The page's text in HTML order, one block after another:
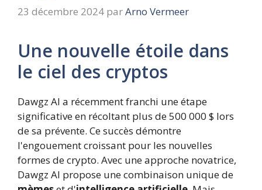
23 décembre 2024 parArno Vermeer
Une nouvelle étoile dans
le ciel des cryptos
Dawgz AI a récemment franchi une étape
significative en récoltant plus de 500 000 $ lors
de sa prévente. Ce succès démontre
l'engouement croissant pour les nouvelles
formes de crypto. Avec une approche novatrice,
Dawgz AI propose une combinaison unique de